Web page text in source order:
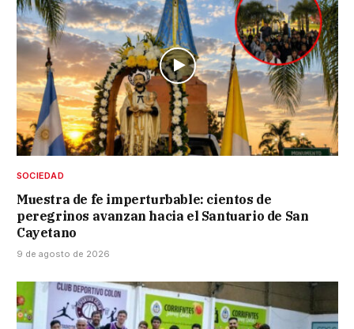
SOCIEDAD
Muestra de fe imperturbable: cientos de
peregrinos avanzan hacia el Santuario de San
Cayetano
9 de agosto de 2026